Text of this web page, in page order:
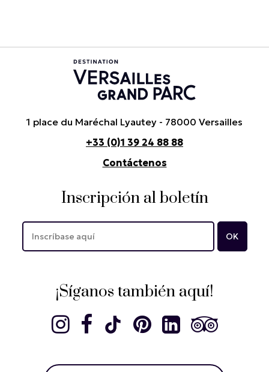
1 place du Maréchal Lyautey - 78000 Versailles
+33 (0)1 39 24 88 88
Contáctenos
Inscripción al boletín
¡Síganos también aquí!